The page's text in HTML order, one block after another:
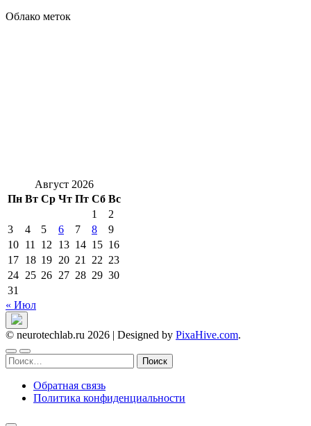
Облако меток
Август 2026
Пн Вт Ср Чт Пт Сб Вс
1
2
3
4 5 6 7 8
9
10 11 12 13 14 15 16
17 18 19 20 21 22 23
24 25 26 27 28 29 30
31
« Июл
© neurotechlab.ru 2026 | Designed by PixaHive.com.
Найти:
Обратная связь
Политика конфиденциальности